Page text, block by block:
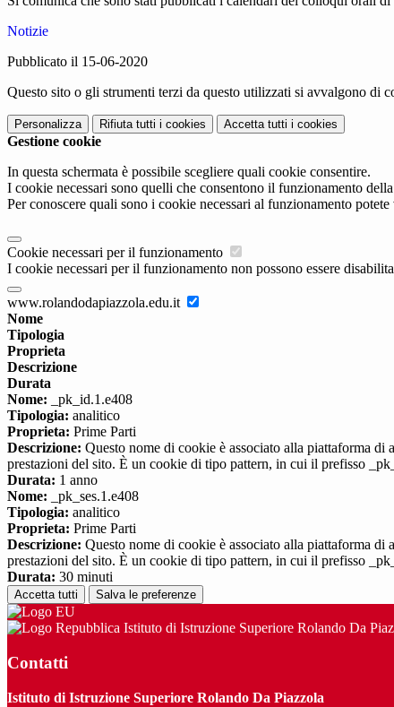
Notizie
Pubblicato il 15-06-2020
Questo sito o gli strumenti terzi da questo utilizzati si avvalgono di
Personalizza Rifiuta tutti i cookies Accetta tutti i cookies
Gestione cookie
In questa schermata è possibile scegliere quali cookie consentire.
I cookie necessari sono quelli che consentono il funzionamento
Per conoscere quali sono i cookie necessari al funzionamento potete
Cookie necessari per il funzionamento
I cookie necessari per il funzionamento non possono essere
www.rolandodapiazzola.edu.it
Nome
Tipologia
Proprieta
Descrizione
Durata
Nome: _pk_id.1.e408
Tipologia: analitico
Proprieta: Prime Parti
Descrizione: Questo nome di cookie è associato alla piattaforma
prestazioni del sito. È un cookie di tipo pattern, in cui il prefisso
Durata: 1 anno
Nome: _pk_ses.1.e408
Tipologia: analitico
Proprieta: Prime Parti
Descrizione: Questo nome di cookie è associato alla piattaforma
prestazioni del sito. È un cookie di tipo pattern, in cui il prefisso
Durata: 30 minuti
Accetta tutti Salva le preferenze
Istituto di Istruzione Superiore Rolando Da
Contatti
Istituto di Istruzione Superiore Rolando Da Piazzola